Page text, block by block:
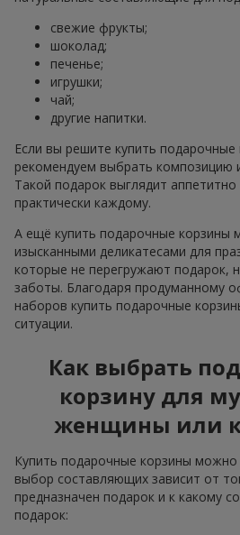
свежие фрукты;
шоколад;
печенье;
игрушки;
чай;
другие напитки.
Если вы решите купить подарочные
рекомендуем выбрать композицию
Такой подарок выглядит
практически каждому.
А ещё купить подарочные корзины
изысканными деликатесами для
которые не перегружают подарок,
заботы. Благодаря продуманному
наборов купить подарочные
ситуации.
Как выбрать
корзину для
женщины или
Купить подарочные корзины
выбор составляющих зависит от
предназначен подарок и к какому
подарок: